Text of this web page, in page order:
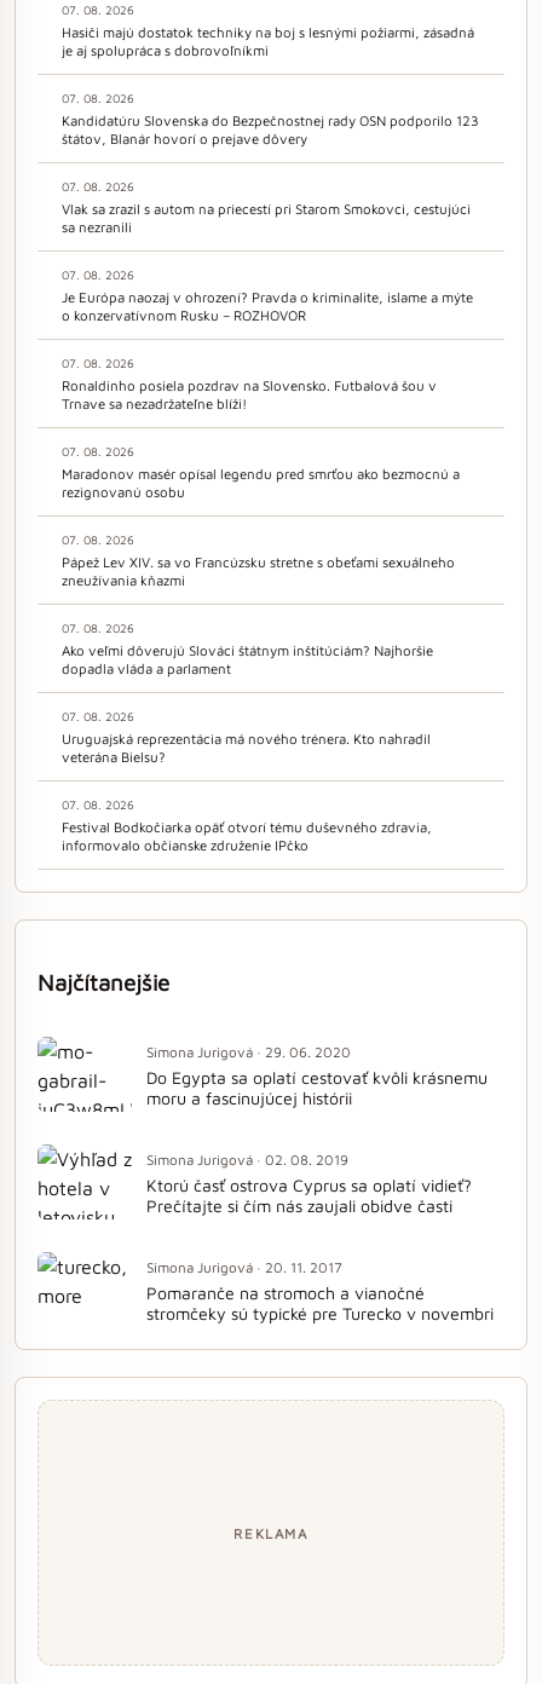
07. 08. 2026
Hasiči majú dostatok techniky na boj s lesnými požiarmi, zásadná
je aj spolupráca s dobrovoľníkmi
07. 08. 2026
Kandidatúru Slovenska do Bezpečnostnej rady OSN podporilo 123
štátov, Blanár hovorí o prejave dôvery
07. 08. 2026
Vlak sa zrazil s autom na priecestí pri Starom Smokovci, cestujúci
sa nezranili
07. 08. 2026
Je Európa naozaj v ohrození? Pravda o kriminalite, islame a mýte
o konzervatívnom Rusku – ROZHOVOR
07. 08. 2026
Ronaldinho posiela pozdrav na Slovensko. Futbalová šou v
Trnave sa nezadržateľne blíži!
07. 08. 2026
Maradonov masér opísal legendu pred smrťou ako bezmocnú a
rezignovanú osobu
07. 08. 2026
Pápež Lev XIV. sa vo Francúzsku stretne s obeťami sexuálneho
zneužívania kňazmi
07. 08. 2026
Ako veľmi dôverujú Slováci štátnym inštitúciám? Najhoršie
dopadla vláda a parlament
07. 08. 2026
Uruguajská reprezentácia má nového trénera. Kto nahradil
veterána Bielsu?
07. 08. 2026
Festival Bodkočiarka opäť otvorí tému duševného zdravia,
informovalo občianske združenie IPčko
Najčítanejšie
Simona Jurigová · 29. 06. 2020
Do Egypta sa oplatí cestovať kvôli krásnemu
moru a fascinujúcej histórii
Simona Jurigová · 02. 08. 2019
Ktorú časť ostrova Cyprus sa oplatí vidieť?
Prečítajte si čím nás zaujali obidve časti
Simona Jurigová · 20. 11. 2017
Pomaranče na stromoch a vianočné
stromčeky sú typické pre Turecko v novembri
REKLAMA